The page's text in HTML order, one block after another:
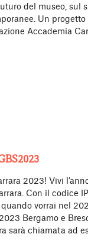
del museo, sul
Un
Accademia
2023! Vivi
Con il codice
vorrai nel
Bergamo e
sarà chiamata ad